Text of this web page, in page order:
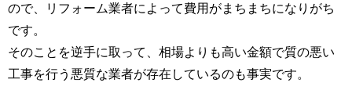
ので、リフォーム業者によって費用がまちまちになりがち
です。
そのことを逆手に取って、相場よりも高い金額で質の悪い
工事を行う悪質な業者が存在しているのも事実です。